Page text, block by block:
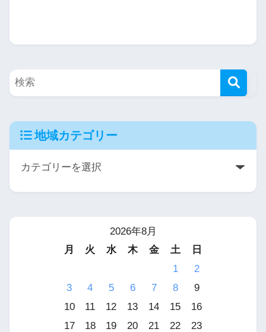
地域カテゴリー
2026年8月
月
火 水 木 金 土
日
1
2
3
4 5 6 7 8
9
10
11 12 13 14 15
16
17
18 19 20 21 22
23